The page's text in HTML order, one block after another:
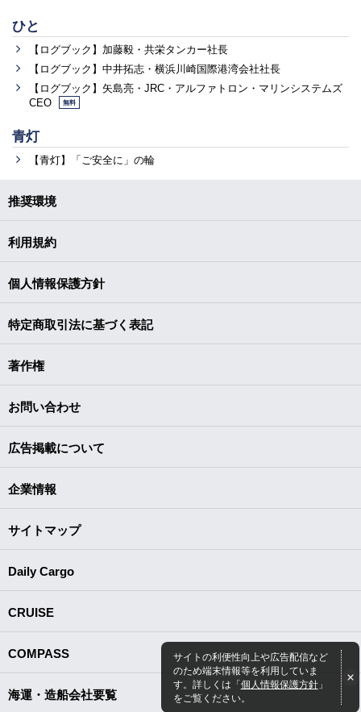
ひと
【ログブック】加藤毅・共栄タンカー社長
【ログブック】中井拓志・横浜川崎国際港湾会社社長
【ログブック】矢島亮・JRC・アルファトロン・マリンシステムズ
CEO
無料
青灯
【青灯】「ご安全に」の輪
サイトの利便性向上や広告配信など
のため端末情報等を利用していま
す。詳しくは「個人情報保護方針」
をご覧ください。
推奨環境
利用規約
個人情報保護方針
特定商取引法に基づく表記
著作権
お問い合わせ
広告掲載について
企業情報
サイトマップ
Daily Cargo
CRUISE
COMPASS
海運・造船会社要覧